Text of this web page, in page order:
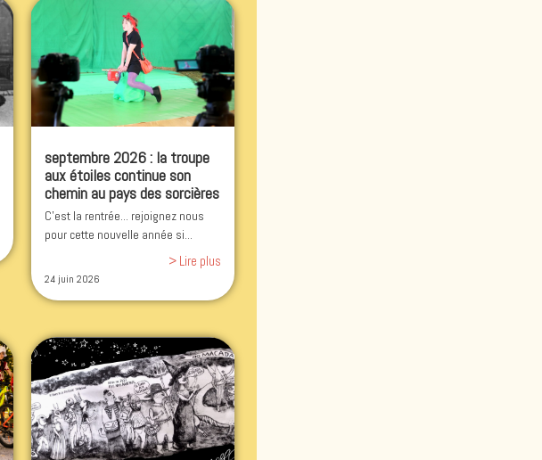
septembre 2026 : la troupe
aux étoiles continue son
chemin au pays des sorcières
C'est la rentrée... rejoignez nous
pour cette nouvelle année si...
> Lire plus
24 juin 2026